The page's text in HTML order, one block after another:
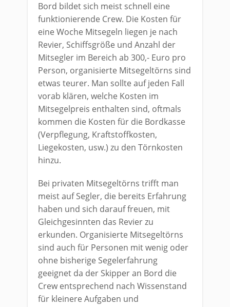
Bord bildet sich meist schnell eine
funktionierende Crew. Die Kosten für
eine Woche Mitsegeln liegen je nach
Revier, Schiffsgröße und Anzahl der
Mitsegler im Bereich ab 300,- Euro pro
Person, organisierte Mitsegeltörns sind
etwas teurer. Man sollte auf jeden Fall
vorab klären, welche Kosten im
Mitsegelpreis enthalten sind, oftmals
kommen die Kosten für die Bordkasse
(Verpflegung, Kraftstoffkosten,
Liegekosten, usw.) zu den Törnkosten
hinzu.
Bei privaten Mitsegeltörns trifft man
meist auf Segler, die bereits Erfahrung
haben und sich darauf freuen, mit
Gleichgesinnten das Revier zu
erkunden. Organisierte Mitsegeltörns
sind auch für Personen mit wenig oder
ohne bisherige Segelerfahrung
geeignet da der Skipper an Bord die
Crew entsprechend nach Wissenstand
für kleinere Aufgaben und